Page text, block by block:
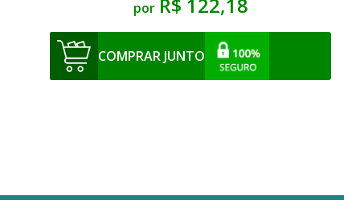
por
COMPRAR JUNTO